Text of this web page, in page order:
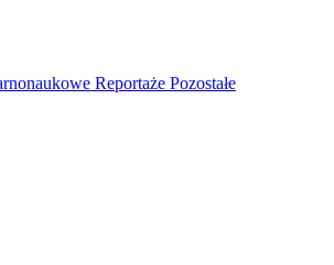
Reportaże Pozostałe